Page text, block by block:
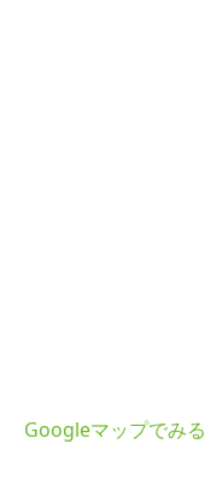
Googleマップでみる